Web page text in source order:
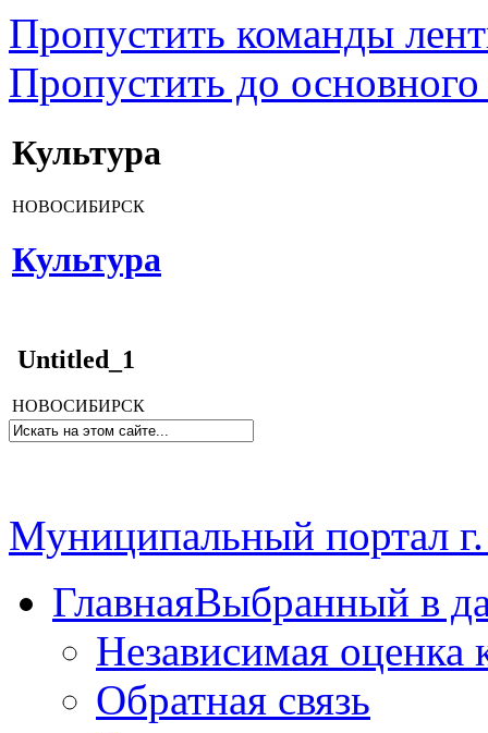
Пропустить команды
Пропустить до основного
Культура
НОВОСИБИРСК
Культура
Untitled_1
НОВОСИБИРСК
Муниципальный портал
ГлавнаяВыбранный в
Независимая оценка
Обратная связь